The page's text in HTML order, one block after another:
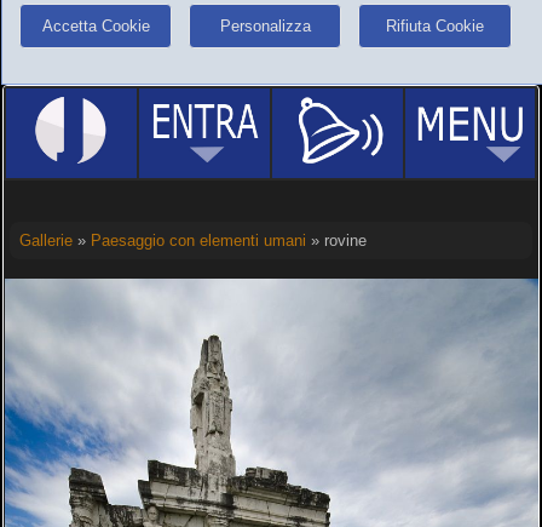
Accetta Cookie Personalizza Rifiuta Cookie
Gallerie» Paesaggio con elementi umani » rovine